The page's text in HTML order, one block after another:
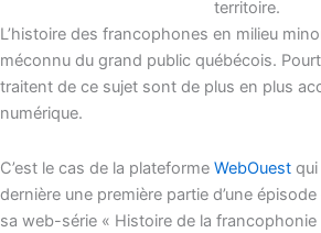
territoire.
L’histoire des francophones en milieu
méconnu du grand public québécois.
traitent de ce sujet sont de plus en plus
numérique.
C’est le cas de la plateforme WebOuest qui
dernière une première partie d’une
sa web-série « Histoire de la francophonie